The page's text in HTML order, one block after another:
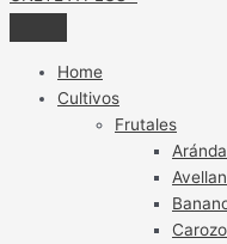
Home
Cultivos
Frutales